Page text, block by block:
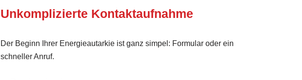
Unkomplizierte Kontaktaufnahme
Der Beginn Ihrer Energieautarkie ist ganz simpel: Formular oder ein
schneller Anruf.